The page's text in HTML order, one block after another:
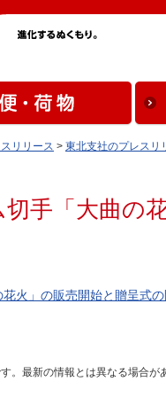
リリース > 東北支社のプレスリ
手「大曲の
火」の販売開始と贈呈式
。最新の情報とは異なる場合が